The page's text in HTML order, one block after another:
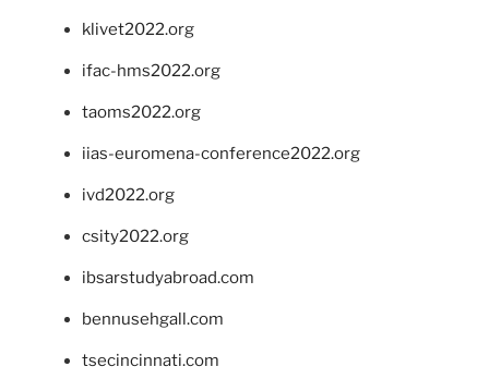
klivet2022.org
ifac-hms2022.org
taoms2022.org
iias-euromena-conference2022.org
ivd2022.org
csity2022.org
ibsarstudyabroad.com
bennusehgall.com
tsecincinnati.com